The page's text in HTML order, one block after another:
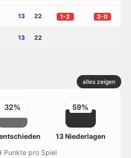
13 22 1-2 3-0
13 22
alles zeigen
32% 59%
13 Niederlagen
Punkte pro Spiel